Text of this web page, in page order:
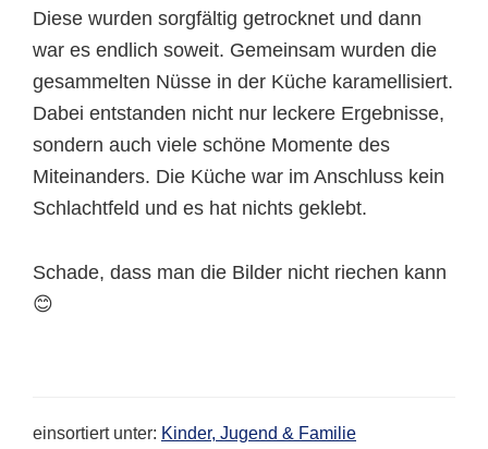
Diese wurden sorgfältig getrocknet und dann
war es endlich soweit. Gemeinsam wurden die
gesammelten Nüsse in der Küche karamellisiert.
Dabei entstanden nicht nur leckere Ergebnisse,
sondern auch viele schöne Momente des
Miteinanders. Die Küche war im Anschluss kein
Schlachtfeld und es hat nichts geklebt.
Schade, dass man die Bilder nicht riechen kann
😊
einsortiert unter: Kinder, Jugend & Familie